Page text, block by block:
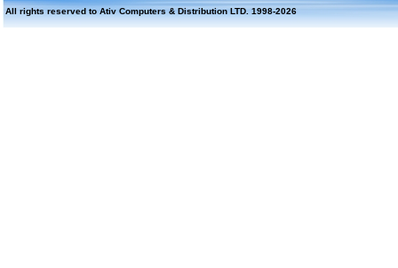
All rights reserved to Ativ Computers & Distribution LTD. 1998-2026